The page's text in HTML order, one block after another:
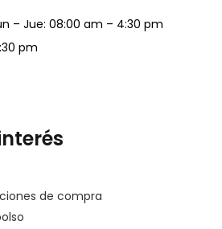
– Jue: 08:00 am – 4:30 pm
pm
de compra